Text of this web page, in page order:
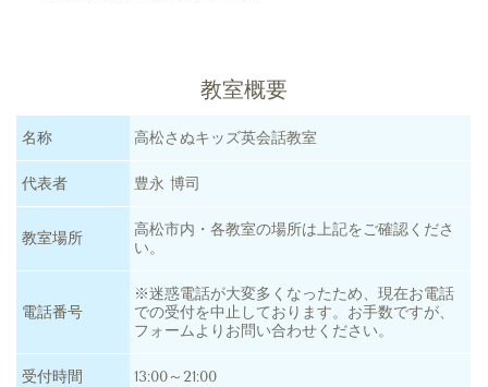
教室概要
名称 高松さぬキッズ英会話教室
代表者 豊永 博司
教室場所
高松市内・各教室の場所は上記をご確認くださ
い。
電話番号
※迷惑電話が大変多くなったため、現在お電話
での受付を中止しております。お手数ですが、
フォームよりお問い合わせください。
受付時間 13:00～21:00